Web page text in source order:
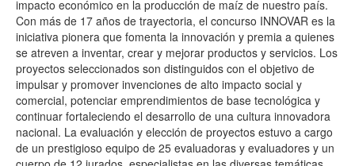
impacto económico en la producción de maíz de nuestro país.
Con más de 17 años de trayectoria, el concurso INNOVAR es la
iniciativa pionera que fomenta la innovación y premia a quienes
se atreven a inventar, crear y mejorar productos y servicios. Los
proyectos seleccionados son distinguidos con el objetivo de
impulsar y promover invenciones de alto impacto social y
comercial, potenciar emprendimientos de base tecnológica y
continuar fortaleciendo el desarrollo de una cultura innovadora
nacional. La evaluación y elección de proyectos estuvo a cargo
de un prestigioso equipo de 25 evaluadoras y evaluadores y un